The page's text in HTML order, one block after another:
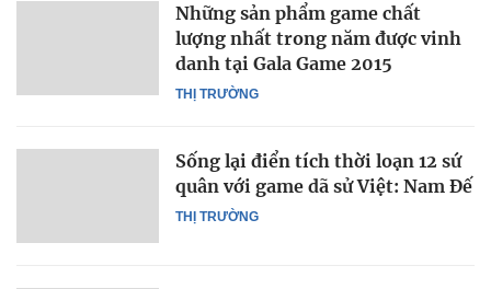
THỊ TRƯỜNG
Những sản phẩm game chất
lượng nhất trong năm được vinh
danh tại Gala Game 2015
THỊ TRƯỜNG
Sống lại điển tích thời loạn 12 sứ
quân với game dã sử Việt: Nam Đế